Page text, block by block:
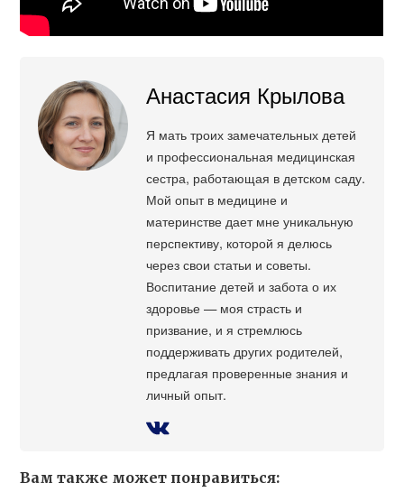
Анастасия Крылова
Я мать троих замечательных детей
и профессиональная медицинская
сестра, работающая в детском саду.
Мой опыт в медицине и
материнстве дает мне уникальную
перспективу, которой я делюсь
через свои статьи и советы.
Воспитание детей и забота о их
здоровье — моя страсть и
призвание, и я стремлюсь
поддерживать других родителей,
предлагая проверенные знания и
личный опыт.
Вам также может понравиться: